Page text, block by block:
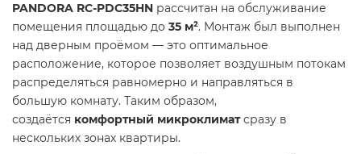
PANDORA RC-PDC35HN рассчитан на обслуживание
помещения площадью до 35 м². Монтаж был выполнен
над дверным проёмом — это оптимальное
расположение, которое позволяет воздушным потокам
распределяться равномерно и направляться в
большую комнату. Таким образом,
создаётся комфортный микроклиматсразу в
нескольких зонах квартиры.